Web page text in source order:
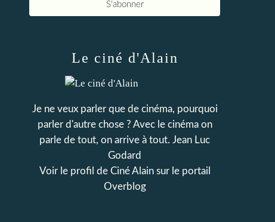
Le ciné d'Alain
Je ne veux parler que de cinéma, pourquoi
parler d'autre chose ? Avec le cinéma on
parle de tout, on arrive à tout. Jean Luc
Godard
Voir le profil de Ciné Alainsur le portail
Overblog